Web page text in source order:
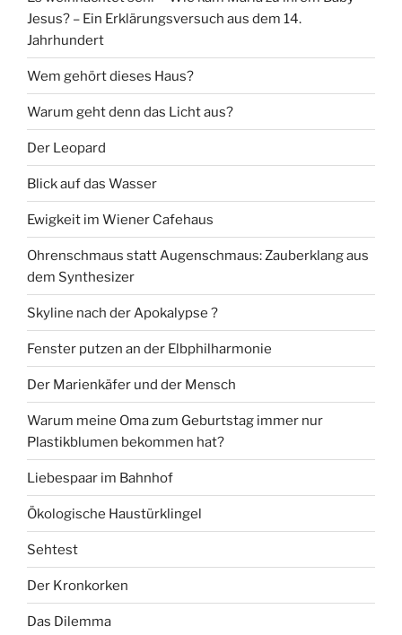
Jesus? – Ein Erklärungsversuch aus dem 14.
Jahrhundert
Wem gehört dieses Haus?
Warum geht denn das Licht aus?
Der Leopard
Blick auf das Wasser
Ewigkeit im Wiener Cafehaus
Ohrenschmaus statt Augenschmaus: Zauberklang aus
dem Synthesizer
Skyline nach der Apokalypse ?
Fenster putzen an der Elbphilharmonie
Der Marienkäfer und der Mensch
Warum meine Oma zum Geburtstag immer nur
Plastikblumen bekommen hat?
Liebespaar im Bahnhof
Ökologische Haustürklingel
Sehtest
Der Kronkorken
Das Dilemma